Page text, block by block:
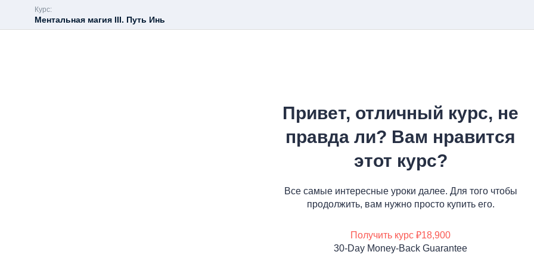
Курс:
Ментальная магия III. Путь Инь
Привет, отличный курс, не
правда ли? Вам нравится
этот курс?
Все самые интересные уроки далее. Для того чтобы
продолжить, вам нужно просто купить его.
Получить курс ₽18,900
30-Day Money-Back Guarantee